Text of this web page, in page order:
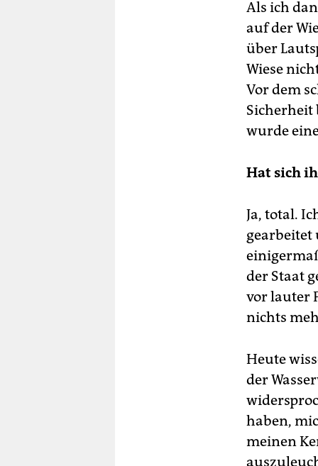
Als ich
auf der
über
Wiese
Vor dem
Sicherheit
wurde
Hat sich
Ja, total.
gearbeitet
der Staat
vor lauter
nichts
Heute
der
haben,
meinen